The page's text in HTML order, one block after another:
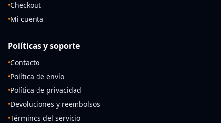
•Checkout
•Mi cuenta
Políticas y soporte
•Contacto
•Política de envío
•Política de privacidad
•Devoluciones y reembolsos
•Términos del servicio